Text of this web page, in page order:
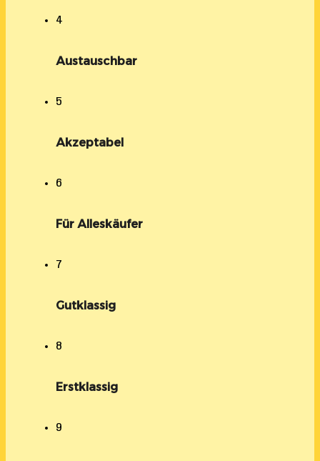
4
Austauschbar
5
Akzeptabel
6
Für Alleskäufer
7
Gutklassig
8
Erstklassig
9